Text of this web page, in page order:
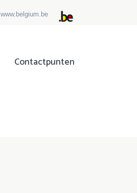
www.belgium.be
Contactpunten